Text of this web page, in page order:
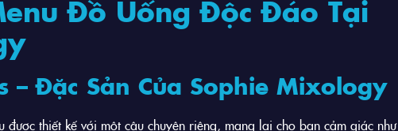
Đồ Uống Độc Đáo Tại
– Đặc Sản Của Sophie Mixology
thiết kế với một câu chuyện riêng, mang lại cho bạn cảm giác như